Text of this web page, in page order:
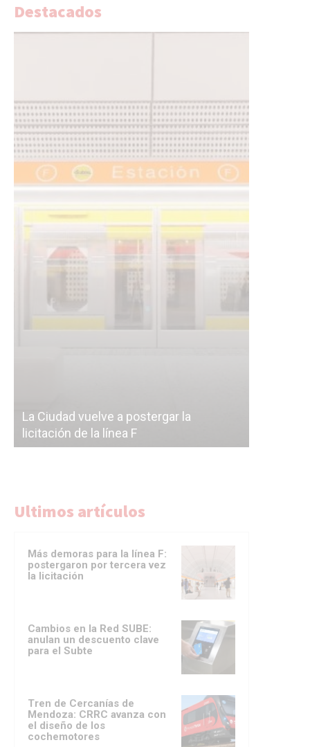
Destacados
La Ciudad vuelve a postergar la
licitación de la línea F
Ultimos artículos
Más demoras para la línea F:
postergaron por tercera vez
la licitación
Cambios en la Red SUBE:
anulan un descuento clave
para el Subte
Tren de Cercanías de
Mendoza: CRRC avanza con
el diseño de los
cochemotores